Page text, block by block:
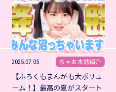
2025.07.05 ちゃお本誌紹介
【ふろくもまんがも大ボリュ
ーム！】最高の夏がスタート